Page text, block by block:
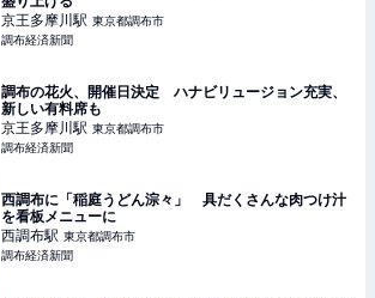
京王多摩川駅 東京都調布市
調布経済新聞
調布の花火、開催日決定 ハナビリュージョン充実、
新しい有料席も
京王多摩川駅 東京都調布市
調布経済新聞
西調布に「稲庭うどん淙々」 具だくさんな肉つけ汁
を看板メニューに
西調布駅 東京都調布市
調布経済新聞